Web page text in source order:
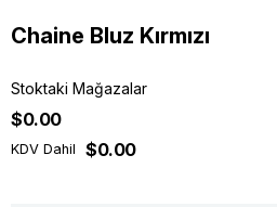
Chaine Bluz Kırmızı
Stoktaki Mağazalar
$0.00
KDV Dahil $0.00